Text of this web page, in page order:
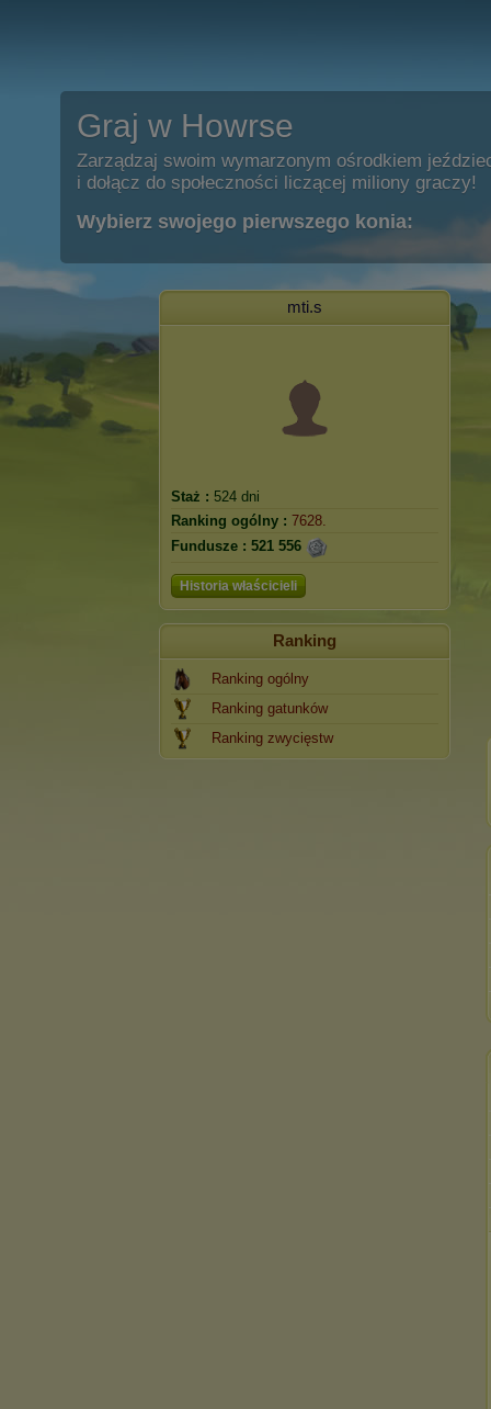
Graj w Howrse
Zarządzaj swoim wymarzonym ośrodkiem
i dołącz do społeczności liczącej miliony graczy!
Wybierz swojego pierwszego konia:
mti.s
Staż : 524 dni
Ranking ogólny : 7628.
Fundusze : 521 556
Historia właścicieli
Ranking
Ranking ogólny
Ranking gatunków
Ranking zwycięstw